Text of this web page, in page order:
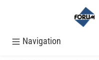
Navigation